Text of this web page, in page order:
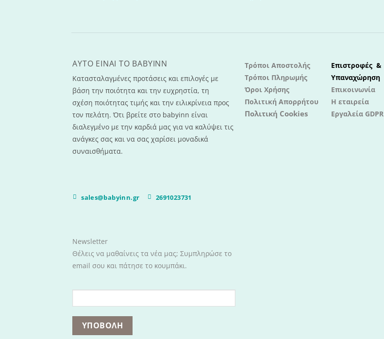
AYTO EINAI TO ΒΑΒΥΙΝΝ
Κατασταλαγμένες προτάσεις και επιλογές με
βάση την ποιότητα και την ευχρηστία, τη
σχέση ποιότητας τιμής και την ειλικρίνεια προς
τον πελάτη. Ότι βρείτε στο babyinn είναι
διαλεγμένο με την καρδιά μας για να καλύψει τις
ανάγκες σας και να σας χαρίσει μοναδικά
συναισθήματα.
sales@babyinn.gr 2691023731
Τρόποι Αποστολής
Τρόποι Πληρωμής
Όροι Χρήσης
Πολιτική Απορρήτου
Πολιτική Cookies
Επιστροφές &
Υπαναχώρηση
Επικοινωνία
Η εταιρεία
Εργαλεία GDPR
Newsletter
Θέλεις να μαθαίνεις τα νέα μας; Συμπληρώσε το
email σου και πάτησε το κουμπάκι.